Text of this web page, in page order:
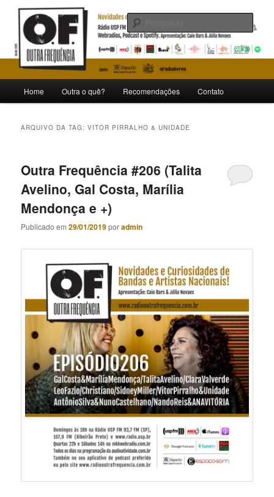
Pular
conteúdo
principal
Pular
conteúdo
secundárioOutra Frequência
Novidades e curiosidades de bandas e artistas nacionais
principal
Home Outra o quê? Recomendações Contato
ARQUIVO DA TAG:VITOR PIRRALHO & UNIDADE
Outra Frequência #206 (Talita
Avelino, Gal Costa, Marília
Mendonça e +)
Publicado em29/01/2019poradmin